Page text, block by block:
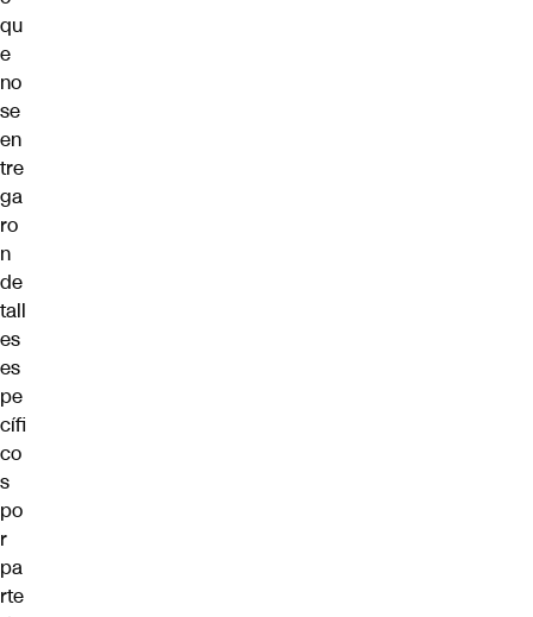
qu
e
no
se
en
tre
ga
ro
n
de
tall
es
es
pe
cífi
co
s
po
r
pa
rte